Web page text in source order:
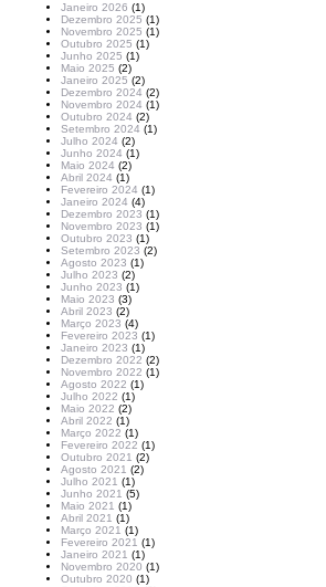
Janeiro 2026 (1)
Dezembro 2025 (1)
Novembro 2025 (1)
Outubro 2025 (1)
Junho 2025 (1)
Maio 2025 (2)
Janeiro 2025 (2)
Dezembro 2024 (2)
Novembro 2024 (1)
Outubro 2024 (2)
Setembro 2024 (1)
Julho 2024 (2)
Junho 2024 (1)
Maio 2024 (2)
Abril 2024 (1)
Fevereiro 2024 (1)
Janeiro 2024 (4)
Dezembro 2023 (1)
Novembro 2023 (1)
Outubro 2023 (1)
Setembro 2023 (2)
Agosto 2023 (1)
Julho 2023 (2)
Junho 2023 (1)
Maio 2023 (3)
Abril 2023 (2)
Março 2023 (4)
Fevereiro 2023 (1)
Janeiro 2023 (1)
Dezembro 2022 (2)
Novembro 2022 (1)
Agosto 2022 (1)
Julho 2022 (1)
Maio 2022 (2)
Abril 2022 (1)
Março 2022 (1)
Fevereiro 2022 (1)
Outubro 2021 (2)
Agosto 2021 (2)
Julho 2021 (1)
Junho 2021 (5)
Maio 2021 (1)
Abril 2021 (1)
Março 2021 (1)
Fevereiro 2021 (1)
Janeiro 2021 (1)
Novembro 2020 (1)
Outubro 2020 (1)